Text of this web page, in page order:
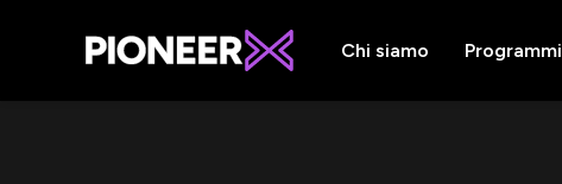
Chi siamo Programmi